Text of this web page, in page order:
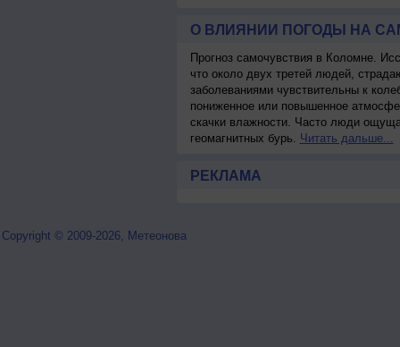
О ВЛИЯНИИ ПОГОДЫ НА
Прогноз самочувствия в Коломне.
что около двух третей людей,
заболеваниями чувствительны к
пониженное или повышенное
скачки влажности. Часто люди
геомагнитных бурь. Читать дальше...
РЕКЛАМА
Copyright © 2009-2026, Метеонова